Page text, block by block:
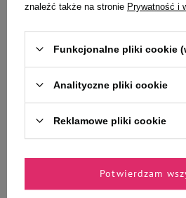
naszych
zapachu lawendowym 1 l
32,99 zł 32,99 zł / l
- +
Do koszyka
znaleźć także na stronie Prywatność i
Funkcjonalne pliki cookie
Analityczne pliki cookie
Reklamowe pliki cookie
Potwierdzam